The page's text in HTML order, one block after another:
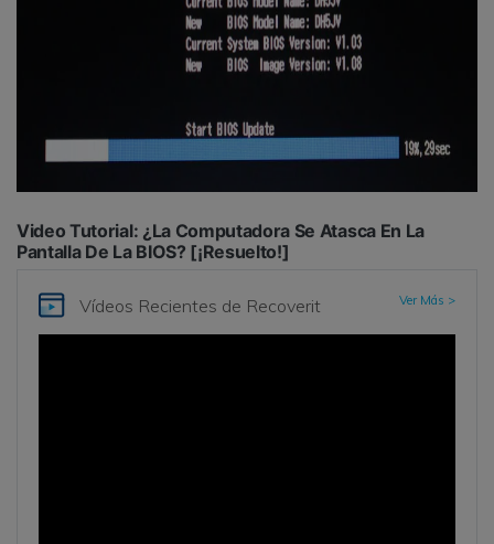
Video Tutorial: ¿La Computadora Se Atasca En La
Pantalla De La BIOS? [¡Resuelto!]
Vídeos Recientes de Recoverit Ver Más >